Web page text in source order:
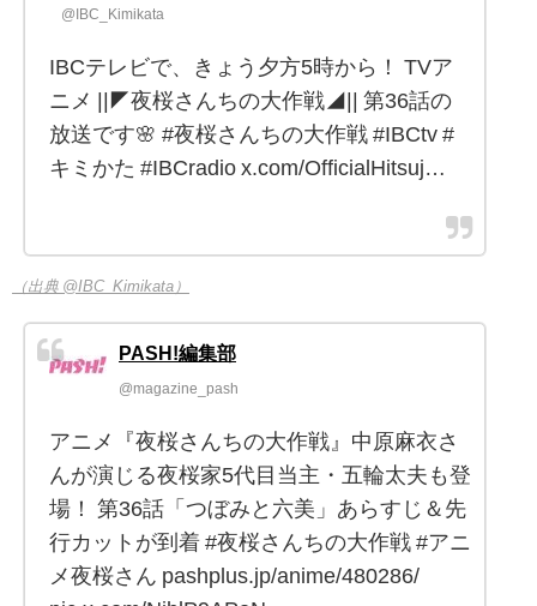
@IBC_Kimikata
IBCテレビで、きょう夕方5時から！ TVア
ニメ ||◤夜桜さんちの大作戦◢|| 第36話の
放送です🌸 #夜桜さんちの大作戦 #IBCtv #
キミかた #IBCradio x.com/OfficialHitsuj…
（出典 @IBC_Kimikata）
PASH!編集部
@magazine_pash
アニメ『夜桜さんちの大作戦』中原麻衣さ
んが演じる夜桜家5代目当主・五輪太夫も登
場！ 第36話「つぼみと六美」あらすじ＆先
行カットが到着 #夜桜さんちの大作戦 #アニ
メ夜桜さん pashplus.jp/anime/480286/